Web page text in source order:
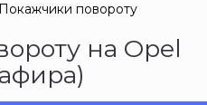
Покажчики повороту
на Opel